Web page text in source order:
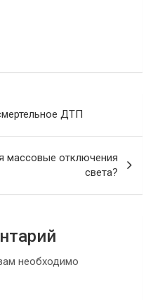
ДТП
массовые отключения
света?
необходимо